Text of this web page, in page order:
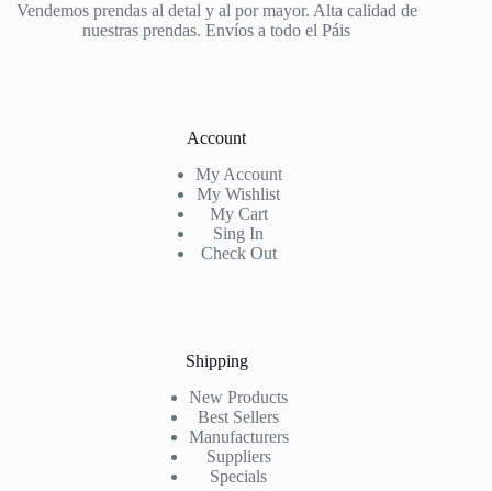
Vendemos prendas al detal y al por mayor. Alta calidad de
nuestras prendas. Envíos a todo el Páis
Account
My Account
My Wishlist
My Cart
Sing In
Check Out
Shipping
New Products
Best Sellers
Manufacturers
Suppliers
Specials